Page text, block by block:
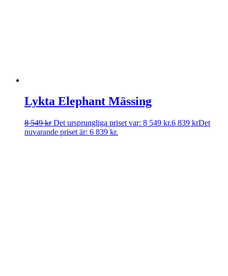
Lykta Elephant Mässing
8 549kr Det ursprungliga priset var: 8 549 kr.6 839 krDet
nuvarande priset är: 6 839 kr.